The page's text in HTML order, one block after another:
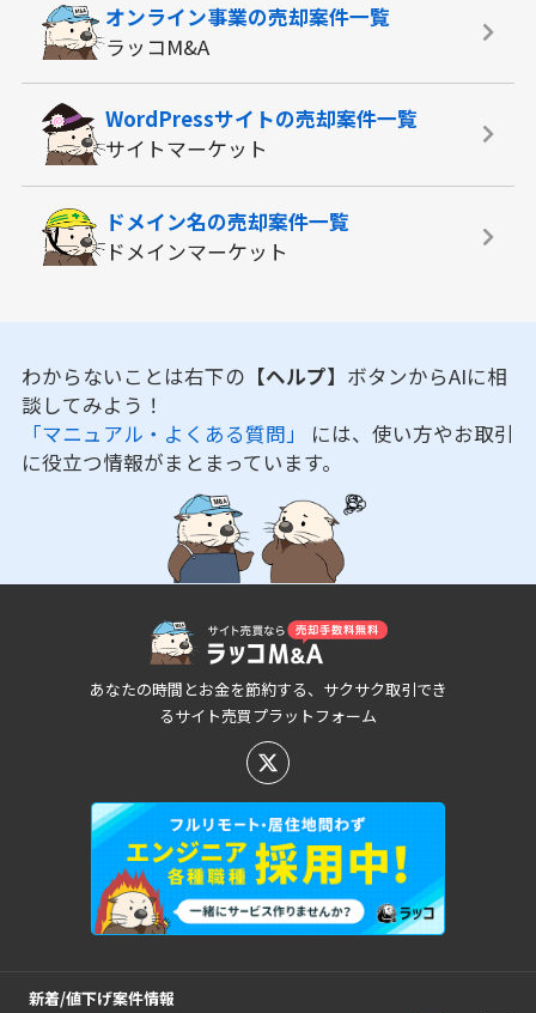
オンライン事業の売却案件一覧
ラッコM&A
WordPressサイトの売却案件一覧
サイトマーケット
ドメイン名の売却案件一覧
ドメインマーケット
わからないことは右下の 【ヘルプ】 ボタンからAIに相
談してみよう！
「マニュアル・よくある質問」 には、使い方やお取引
に役立つ情報がまとまっています。
あなたの時間とお金を節約する、サクサク取引でき
るサイト売買プラットフォーム
新着/値下げ案件情報